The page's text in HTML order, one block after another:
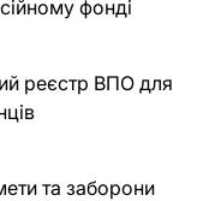
фонді
реєстр ВПО для
та заборони